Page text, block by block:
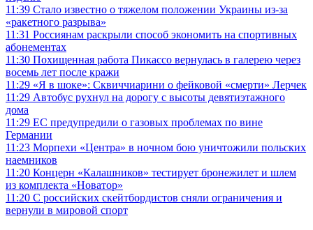
11:39 Стало известно о тяжелом положении Украины из-за
«ракетного разрыва»
11:31 Россиянам раскрыли способ экономить на спортивных
абонементах
11:30 Похищенная работа Пикассо вернулась в галерею через
восемь лет после кражи
11:29 «Я в шоке»: Сквиччиарини о фейковой «смерти» Лерчек
11:29 Автобус рухнул на дорогу с высоты девятиэтажного
дома
11:29 ЕС предупредили о газовых проблемах по вине
Германии
11:23 Морпехи «Центра» в ночном бою уничтожили польских
наемников
11:20 Концерн «Калашников» тестирует бронежилет и шлем
из комплекта «Новатор»
11:20 С российских скейтбордистов сняли ограничения и
вернули в мировой спорт